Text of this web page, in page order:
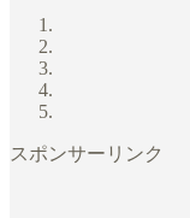
スポンサーリンク